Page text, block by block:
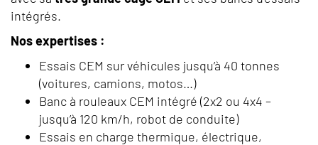
intégrés.
Nos expertises :
Essais CEM sur véhicules jusqu’à 40 tonnes
(voitures, camions, motos…)
Banc à rouleaux CEM intégré (2x2 ou 4x4 –
jusqu’à 120 km/h, robot de conduite)
Essais en charge thermique, électrique,